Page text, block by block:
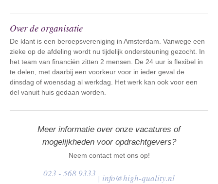
Over de organisatie
De klant is een beroepsvereniging in Amsterdam. Vanwege een
zieke op de afdeling wordt nu tijdelijk ondersteuning gezocht. In
het team van financiën zitten 2 mensen. De 24 uur is flexibel in
te delen, met daarbij een voorkeur voor in ieder geval de
dinsdag of woensdag al werkdag. Het werk kan ook voor een
del vanuit huis gedaan worden.
Meer informatie over onze vacatures of
mogelijkheden voor opdrachtgevers?
Neem contact met ons op!
023 - 568 9333 | info@high-quality.nl